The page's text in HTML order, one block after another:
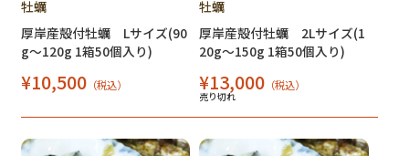
牡蠣
厚岸産殻付牡蠣 Lサイズ(90
g～120g 1箱50個入り)
¥10,500（税込）
牡蠣
厚岸産殻付牡蠣 2Lサイズ(1
20g～150g 1箱50個入り)
¥13,000 （税込）
売り切れ